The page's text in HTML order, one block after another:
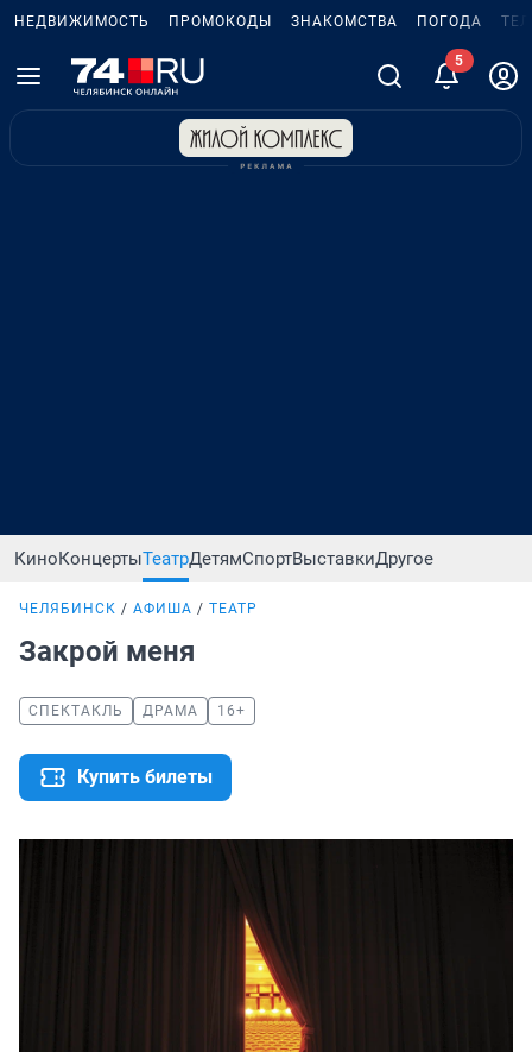
НЕДВИЖИМОСТЬ ПРОМОКОДЫ ЗНАКОМСТВА ПОГОДА
5
КиноКонцертыТеатрДетямСпортВыставкиДругое
ЧЕЛЯБИНСК АФИША ТЕАТР
Закрой меня
СПЕКТАКЛЬ ДРАМА 16+
Купить билеты